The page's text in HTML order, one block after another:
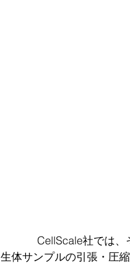
CellScale社では、
生体サンプルの引張・圧